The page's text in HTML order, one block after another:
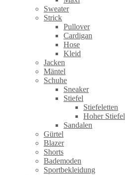
Sweater
Strick
Pullover
Cardigan
Hose
Kleid
Jacken
Mäntel
Schuhe
Sneaker
Stiefel
Stiefeletten
Hoher Stiefel
Sandalen
Gürtel
Blazer
Shorts
Bademoden
Sportbekleidung